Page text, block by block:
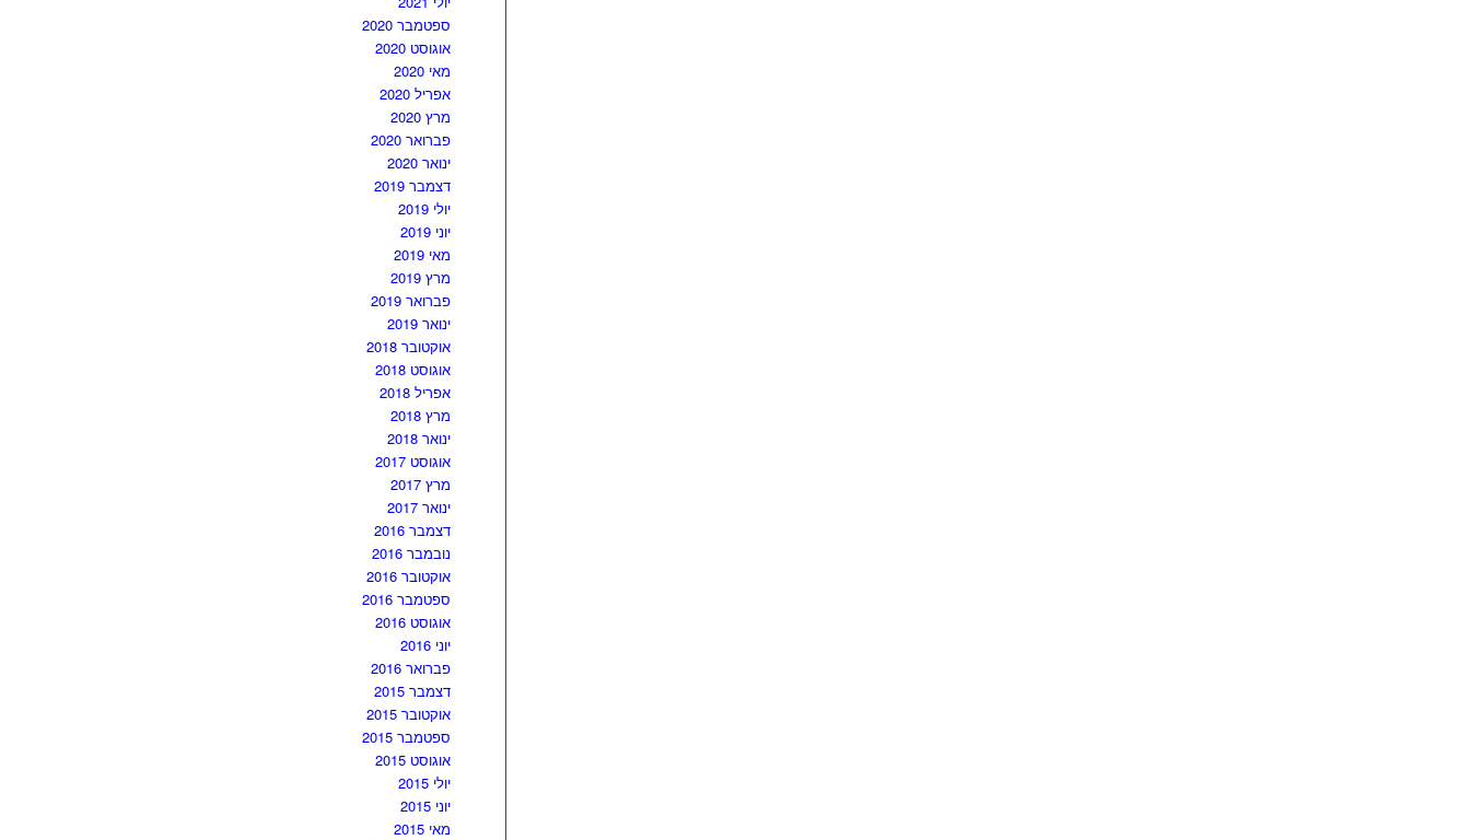
ספטמבר 2020
אוגוסט 2020
מאי 2020
אפריל 2020
מרץ 2020
פברואר 2020
ינואר 2020
דצמבר 2019
יולי 2019
יוני 2019
מאי 2019
מרץ 2019
פברואר 2019
ינואר 2019
אוקטובר 2018
אוגוסט 2018
אפריל 2018
מרץ 2018
ינואר 2018
אוגוסט 2017
מרץ 2017
ינואר 2017
דצמבר 2016
נובמבר 2016
אוקטובר 2016
ספטמבר 2016
אוגוסט 2016
יוני 2016
פברואר 2016
דצמבר 2015
אוקטובר 2015
ספטמבר 2015
אוגוסט 2015
יולי 2015
יוני 2015
מאי 2015